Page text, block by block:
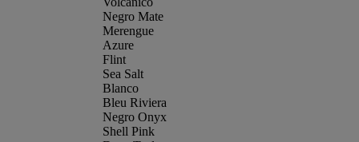
Negro Mate
Merengue
Azure
Flint
Sea Salt
Blanco
Bleu Riviera
Negro Onyx
Shell Pink